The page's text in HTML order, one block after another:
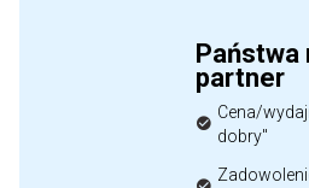
Państwa
partner
Cena/
dobry"